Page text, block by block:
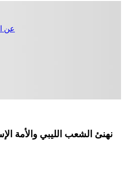
عن
نهنئ الشعب الليبي والأمة